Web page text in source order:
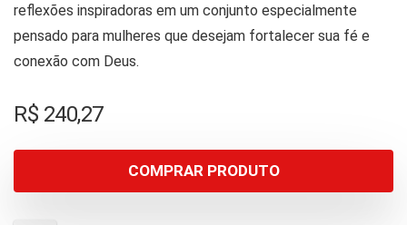
reflexões inspiradoras em um conjunto especialmente
pensado para mulheres que desejam fortalecer sua fé e
conexão com Deus.
R$ 240,27
COMPRAR PRODUTO